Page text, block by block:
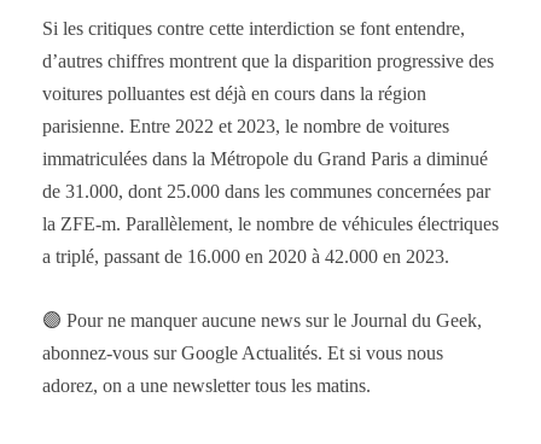
Si les critiques contre cette interdiction se font entendre,
d’autres chiffres montrent que la disparition progressive des
voitures polluantes est déjà en cours dans la région
parisienne. Entre 2022 et 2023, le nombre de voitures
immatriculées dans la Métropole du Grand Paris a diminué
de 31.000, dont 25.000 dans les communes concernées par
la ZFE-m. Parallèlement, le nombre de véhicules électriques
a triplé, passant de 16.000 en 2020 à 42.000 en 2023.
🟣 Pour ne manquer aucune news sur le Journal du Geek,
abonnez-vous sur Google Actualités. Et si vous nous
adorez, on a une newsletter tous les matins.